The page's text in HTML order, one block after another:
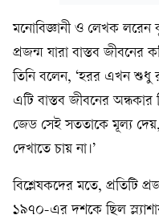
মনোবিজ্ঞানী ও লেখক
প্রজন্ম যারা বাস্তব জীবনের
তিনি বলেন, ‘হরর এখন শুধু
এটি বাস্তব জীবনের
জেড সেই সততাকে মূল্য
দেখাতে চায় না।’
বিশ্লেষকদের মতে, প্রতিটি
১৯৭০-এর দশকে ছিল